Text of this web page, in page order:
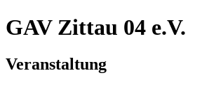
GAV Zittau 04 e.V.
Veranstaltung